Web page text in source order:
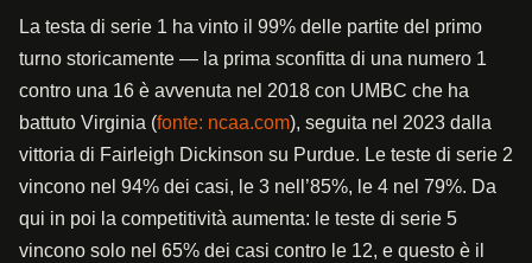
La testa di serie 1 ha vinto il 99% delle partite del primo
turno storicamente — la prima sconfitta di una numero 1
contro una 16 è avvenuta nel 2018 con UMBC che ha
battuto Virginia (fonte: ncaa.com), seguita nel 2023 dalla
vittoria di Fairleigh Dickinson su Purdue. Le teste di serie 2
vincono nel 94% dei casi, le 3 nell’85%, le 4 nel 79%. Da
qui in poi la competitività aumenta: le teste di serie 5
vincono solo nel 65% dei casi contro le 12, e questo è il